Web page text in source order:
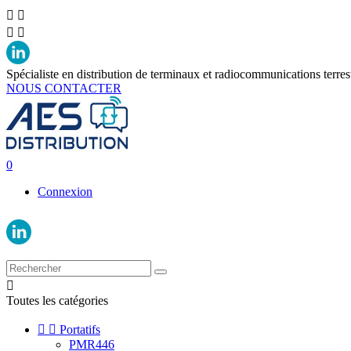
 
 
Spécialiste en distribution de terminaux et radiocommunications
NOUS CONTACTER
0
Connexion

Toutes les catégories
  Portatifs
PMR446